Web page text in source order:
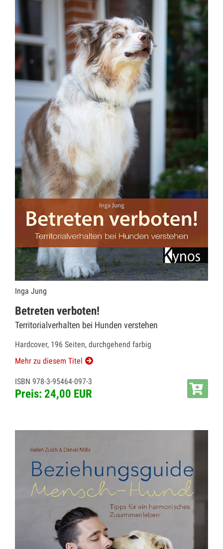
Inga Jung
Betreten verboten!
Territorialverhalten bei Hunden verstehen
Hardcover, 196 Seiten, durchgehend farbig
Mehr zu diesem Titel
ISBN 978-3-95464-097-3
Preis: 24,00 EUR